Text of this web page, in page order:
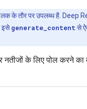
के तौर पर उपलब्ध है. Deep
इसेgenerate_content से
के लिए पोल करने का